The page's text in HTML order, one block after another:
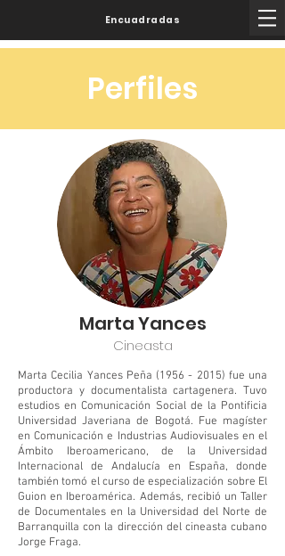
Encuadradas
Perfiles
Marta Yances
Cineasta
Marta Cecilia Yances Peña (1956 - 2015) fue una
productora y documentalista cartagenera. Tuvo
estudios en Comunicación Social de la Pontificia
Universidad Javeriana de Bogotá. Fue magíster
en Comunicación e Industrias Audiovisuales en el
Ámbito Iberoamericano, de la Universidad
Internacional de Andalucía en España, donde
también tomó el curso de especialización sobre El
Guion en Iberoamérica. Además, recibió un Taller
de Documentales en la Universidad del Norte de
Barranquilla con la dirección del cineasta cubano
Jorge Fraga.